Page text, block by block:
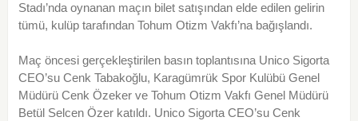
Stadı’nda oynanan maçın bilet satışından elde edilen gelirin
tümü, kulüp tarafından Tohum Otizm Vakfı’na bağışlandı.
Maç öncesi gerçekleştirilen basın toplantısına Unico Sigorta
CEO’su Cenk Tabakoğlu, Karagümrük Spor Kulübü Genel
Müdürü Cenk Özeker ve Tohum Otizm Vakfı Genel Müdürü
Betül Selcen Özer katıldı. Unico Sigorta CEO’su Cenk